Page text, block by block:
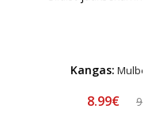
Kangas:
8.99€